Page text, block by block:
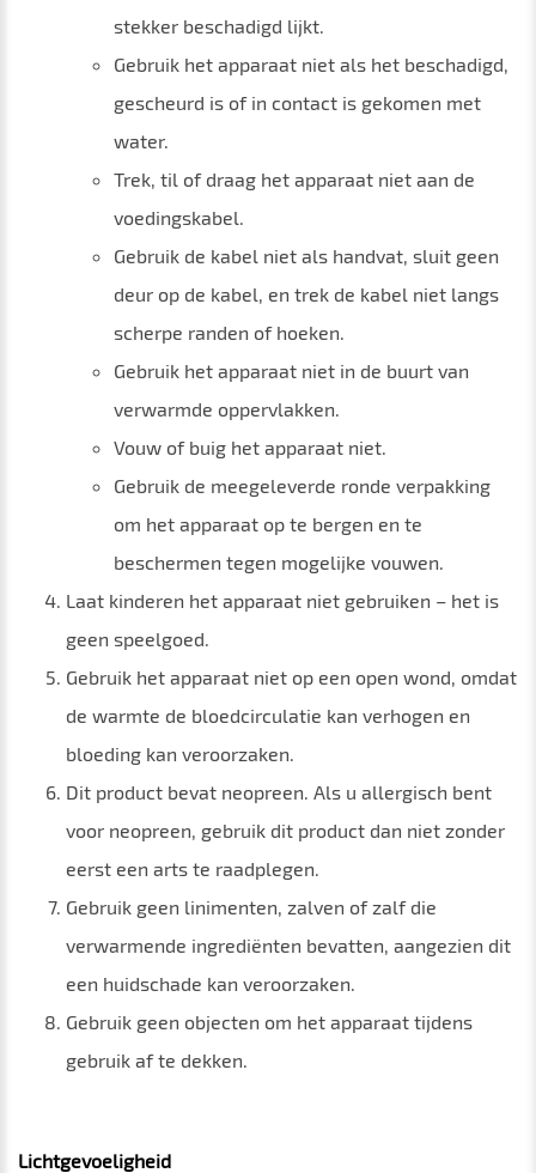
stekker beschadigd lijkt.
Gebruik het apparaat niet als het beschadigd,
gescheurd is of in contact is gekomen met
water.
Trek, til of draag het apparaat niet aan de
voedingskabel.
Gebruik de kabel niet als handvat, sluit geen
deur op de kabel, en trek de kabel niet langs
scherpe randen of hoeken.
Gebruik het apparaat niet in de buurt van
verwarmde oppervlakken.
Vouw of buig het apparaat niet.
Gebruik de meegeleverde ronde verpakking
om het apparaat op te bergen en te
beschermen tegen mogelijke vouwen.
Laat kinderen het apparaat niet gebruiken – het is
geen speelgoed.
Gebruik het apparaat niet op een open wond, omdat
de warmte de bloedcirculatie kan verhogen en
bloeding kan veroorzaken.
Dit product bevat neopreen. Als u allergisch bent
voor neopreen, gebruik dit product dan niet zonder
eerst een arts te raadplegen.
Gebruik geen linimenten, zalven of zalf die
verwarmende ingrediënten bevatten, aangezien dit
een huidschade kan veroorzaken.
Gebruik geen objecten om het apparaat tijdens
gebruik af te dekken.
Lichtgevoeligheid